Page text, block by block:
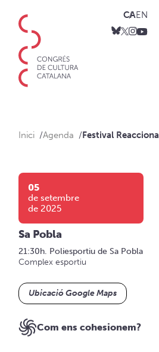
CAEN
Inici Agenda Festival Reacciona
05
de setembre
de 2025
Sa Pobla
21:30h. Poliesportiu de Sa Pobla
Complex esportiu
Ubicació Google Maps
Com ens cohesionem?